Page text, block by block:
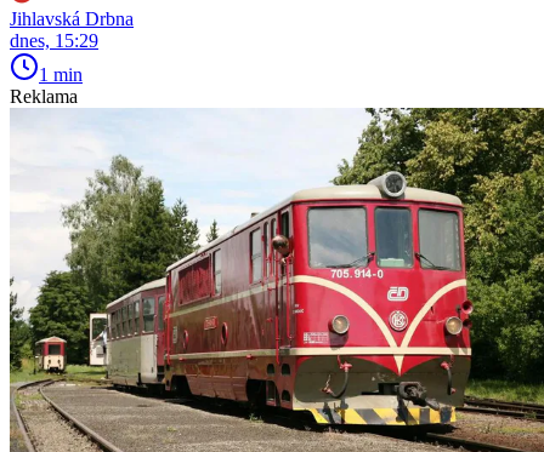
Jihlavská Drbna
dnes, 15:29
1 min
Reklama